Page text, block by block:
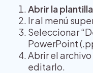
Abrir la
Ir al menú
Seleccionar
PowerPoint
Abrir el
editarlo.